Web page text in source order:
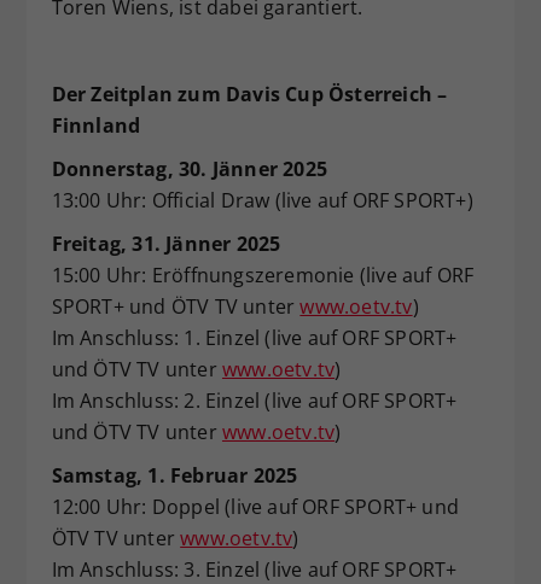
Toren Wiens, ist dabei garantiert.
Der Zeitplan zum Davis Cup Österreich –
Finnland
Donnerstag, 30. Jänner 2025
13:00 Uhr: Official Draw (live auf ORF SPORT+)
Freitag, 31. Jänner 2025
15:00 Uhr: Eröffnungszeremonie (live auf ORF
SPORT+ und ÖTV TV unterwww.oetv.tv)
Im Anschluss: 1. Einzel (live auf ORF SPORT+
und ÖTV TV unter www.oetv.tv)
Im Anschluss: 2. Einzel (live auf ORF SPORT+
und ÖTV TV unter www.oetv.tv)
Samstag, 1. Februar 2025
12:00 Uhr: Doppel (live auf ORF SPORT+ und
ÖTV TV unterwww.oetv.tv)
Im Anschluss: 3. Einzel (live auf ORF SPORT+